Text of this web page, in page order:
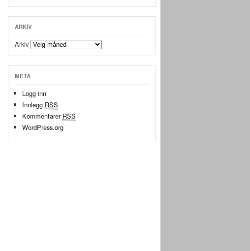
ARKIV
Arkiv
META
Logg inn
Innlegg RSS
Kommentarer RSS
WordPress.org